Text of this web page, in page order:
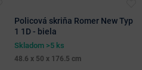
Policová skriňa Romer New Typ
1 1D - biela
Skladom >5 ks
48.6 x 50 x 176.5 cm